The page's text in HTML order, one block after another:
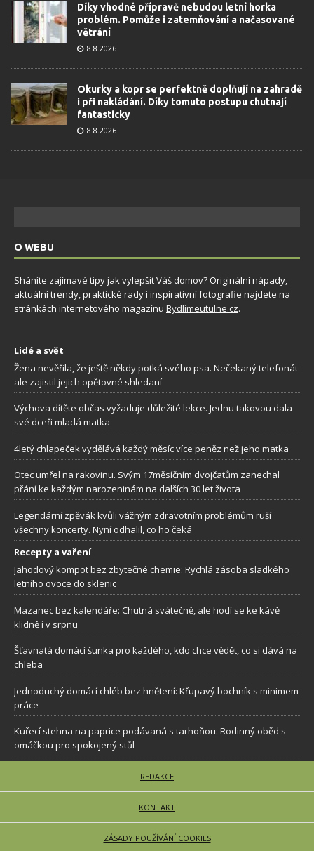
Díky vhodné přípravě nebudou letní horka
problém. Pomůže i zatemňování a načasované
větrání
8.8.2026
Okurky a kopr se perfektně doplňují na zahradě
i při nakládání. Díky tomuto postupu chutnají
fantasticky
8.8.2026
O WEBU
Sháníte zajímavé tipy jak vylepšit Váš domov? Originální nápady,
aktuální trendy, praktické rady i inspirativní fotografie najdete na
stránkách internetového magazínu Bydlimeutulne.cz.
Lidé a svět
Žena nevěřila, že ještě někdy potká svého psa. Nečekaný telefonát
ale zajistil jejich opětovné shledaní
Výchova dítěte občas vyžaduje důležité lekce. Jednu takovou dala
své dceři mladá matka
4letý chlapeček vydělává každý měsíc více peněz než jeho matka
Otec umřel na rakovinu. Svým 17měsíčním dvojčatům zanechal
přání ke každým narozeninám na dalších 30 let života
Legendární zpěvák kvůli vážným zdravotním problémům ruší
všechny koncerty. Nyní odhalil, co ho čeká
Recepty a vaření
Jahodový kompot bez zbytečné chemie: Rychlá zásoba sladkého
letního ovoce do sklenic
Mazanec bez kalendáře: Chutná svátečně, ale hodí se ke kávě
klidně i v srpnu
Šťavnatá domácí šunka pro každého, kdo chce vědět, co si dává na
chleba
Jednoduchý domácí chléb bez hnětení: Křupavý bochník s minimem
práce
Kuřecí stehna na paprice podávaná s tarhoňou: Rodinný oběd s
omáčkou pro spokojený stůl
REDAKCE
KONTAKT
ZÁSADY POUŽÍVÁNÍ COOKIES